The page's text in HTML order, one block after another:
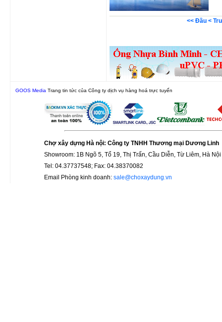
<< Đầu <
GOOS Media Trang tin tức của Công ty dịch vụ hàng hoá trực tuyến
Chợ xây dựng Hà nội: Công ty TNHH Thương mại Dương Linh
Showroom: 1B Ngõ 5, Tổ 19, Thị Trấn, Cầu Diễn, Từ Liêm, Hà Nội
Tel: 04.37737548; Fax: 04.38370082
Email Phòng kinh doanh: sale@choxaydung.vn